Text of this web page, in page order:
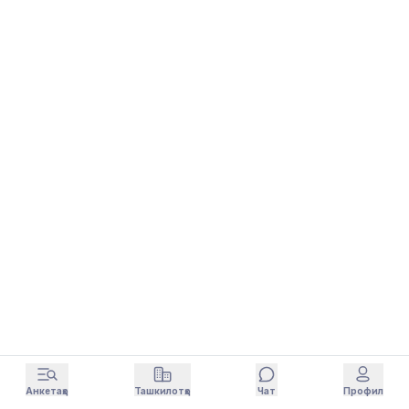
Анкетаҳо Ташкилотҳо Чат Профил